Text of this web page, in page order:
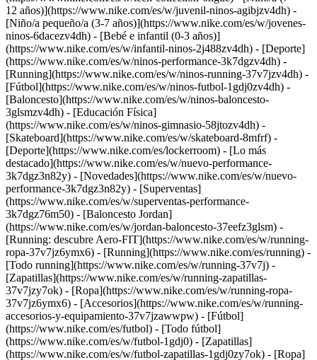
12 años)](https://www.nike.com/es/w/juvenil-ninos-agibjzv4dh) -
[Niño/a pequeño/a (3-7 años)](https://www.nike.com/es/w/jovenes-
ninos-6dacezv4dh) - [Bebé e infantil (0-3 años)]
(https://www.nike.com/es/w/infantil-ninos-2j488zv4dh) - [Deporte]
(https://www.nike.com/es/w/ninos-performance-3k7dgzv4dh) -
[Running](https://www.nike.com/es/w/ninos-running-37v7jzv4dh) -
[Fútbol](https://www.nike.com/es/w/ninos-futbol-1gdj0zv4dh) -
[Baloncesto](https://www.nike.com/es/w/ninos-baloncesto-
3glsmzv4dh) - [Educación Física]
(https://www.nike.com/es/w/ninos-gimnasio-58jtozv4dh) -
[Skateboard](https://www.nike.com/es/w/skateboard-8mfrf) -
[Deporte](https://www.nike.com/es/lockerroom) - [Lo más
destacado](https://www.nike.com/es/w/nuevo-performance-
3k7dgz3n82y) - [Novedades](https://www.nike.com/es/w/nuevo-
performance-3k7dgz3n82y) - [Superventas]
(https://www.nike.com/es/w/superventas-performance-
3k7dgz76m50) - [Baloncesto Jordan]
(https://www.nike.com/es/w/jordan-baloncesto-37eefz3glsm) -
[Running: descubre Aero-FIT](https://www.nike.com/es/w/running-
ropa-37v7jz6ymx6) - [Running](https://www.nike.com/es/running) -
[Todo running](https://www.nike.com/es/w/running-37v7j) -
[Zapatillas](https://www.nike.com/es/w/running-zapatillas-
37v7jzy7ok) - [Ropa](https://www.nike.com/es/w/running-ropa-
37v7jz6ymx6) - [Accesorios](https://www.nike.com/es/w/running-
accesorios-y-equipamiento-37v7jzawwpw) - [Fútbol]
(https://www.nike.com/es/futbol) - [Todo fútbol]
(https://www.nike.com/es/w/futbol-1gdj0) - [Zapatillas]
(https://www.nike.com/es/w/futbol-zapatillas-1gdj0zy7ok) - [Ropa]